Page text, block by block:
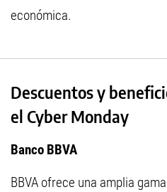
económica.
Descuentos y
el Cyber Monday
Banco BBVA
BBVA ofrece una amplia